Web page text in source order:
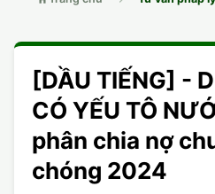
LUẬT SƯ
CHUYÊN VIÊN
TUYỂN DỤNG
DÂN SỰ
DOANH NGHIỆP
DÂN SỰ
[DẦU TIẾNG] -
CÓ YẾU TÔ
phân chia nợ
chóng 2024